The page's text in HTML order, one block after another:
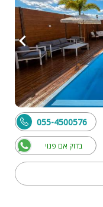
בדוק אם פנוי
055-4500576